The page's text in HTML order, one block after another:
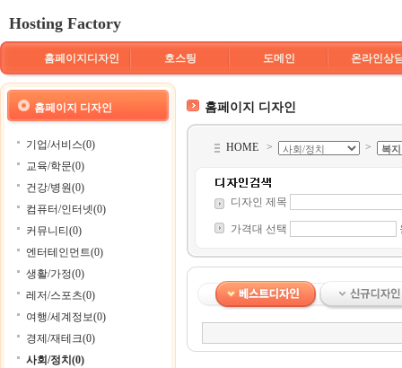
Hosting Factory
홈페이지디자인 호스팅 도메인 온라인상
홈페이지 디자인
기업/서비스(0)
교육/학문(0)
건강/병원(0)
컴퓨터/인터넷(0)
커뮤니티(0)
엔터테인먼트(0)
생활/가정(0)
레저/스포츠(0)
여행/세계정보(0)
경제/재테크(0)
사회/정치(0)
홈페이지 디자인
HOME > >
디자인 제목
가격대 선택